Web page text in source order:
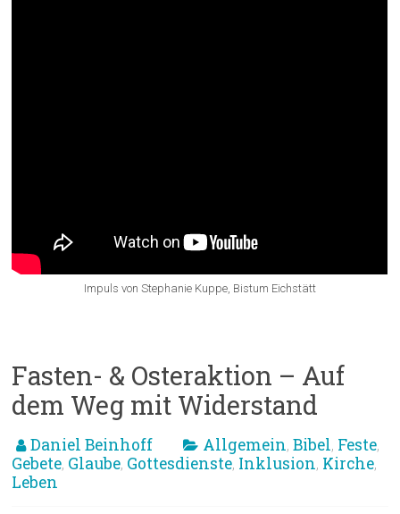
Impuls von Stephanie Kuppe, Bistum Eichstätt
Fasten- & Osteraktion – Auf
dem Weg mit Widerstand
Daniel Beinhoff Allgemein,Bibel, Feste,
Gebete, Glaube, Gottesdienste, Inklusion, Kirche,
Leben